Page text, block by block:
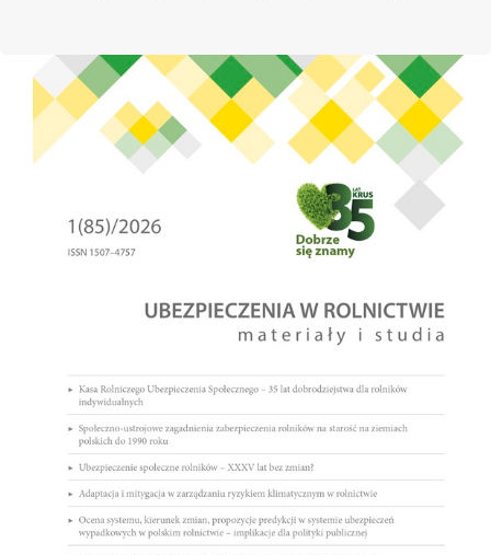
Cover image